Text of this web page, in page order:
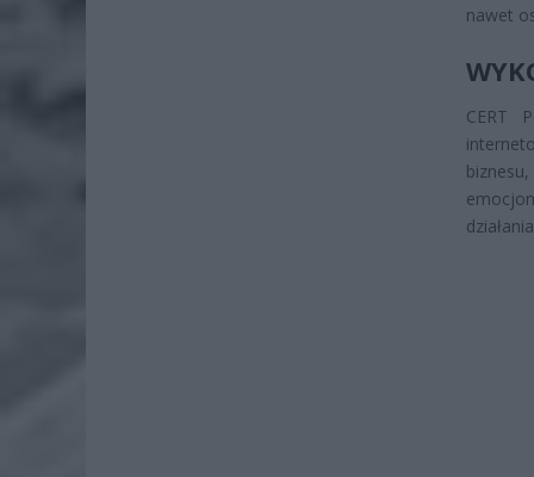
nawet
CERT